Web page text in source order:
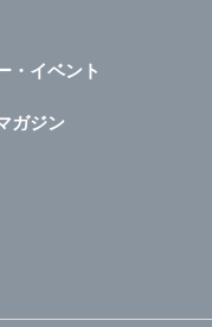
・イベント
ガジン